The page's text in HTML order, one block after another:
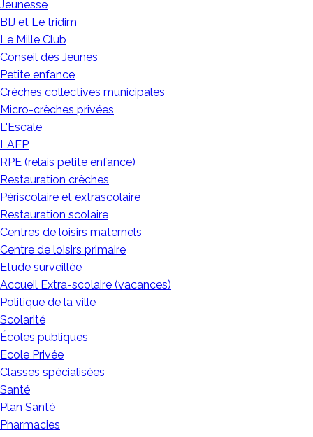
Jeunesse
BIJ et Le tridim
Le Mille Club
Conseil des Jeunes
Petite enfance
Crèches collectives municipales
Micro-crèches privées
L'Escale
LAEP
RPE (relais petite enfance)
Restauration crèches
Périscolaire et extrascolaire
Restauration scolaire
Centres de loisirs maternels
Centre de loisirs primaire
Etude surveillée
Accueil Extra-scolaire (vacances)
Politique de la ville
Scolarité
Écoles publiques
Ecole Privée
Classes spécialisées
Santé
Plan Santé
Pharmacies